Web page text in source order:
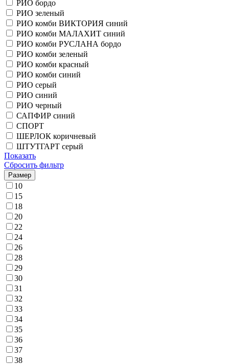
РИО бордо
РИО зеленый
РИО комби ВИКТОРИЯ синий
РИО комби МАЛАХИТ синий
РИО комби РУСЛАНА бордо
РИО комби зеленый
РИО комби красный
РИО комби синий
РИО серый
РИО синий
РИО черный
САПФИР синий
СПОРТ
ШЕРЛОК коричневый
ШТУТГАРТ серый
Показать
Сбросить фильтр
Размер
10
15
18
20
22
24
26
28
29
30
31
32
33
34
35
36
37
38